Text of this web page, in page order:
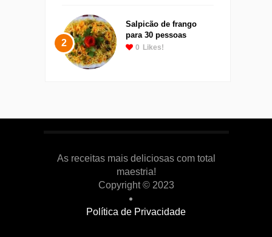
2
Salpicão de frango
para 30 pessoas
0 Likes!
As receitas mais deliciosas com total
maestria!
Copyright © 2023
Política de Privacidade